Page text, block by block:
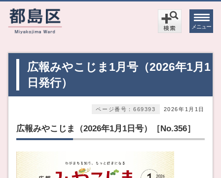
メニュー
広報みやこじま1月号（2026年1月1
日発行）
2026年1月1日
ページ番号：669393
広報みやこじま（2026年1月1日号）［No.356］